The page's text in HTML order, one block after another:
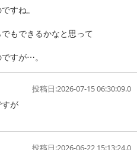
すね。
もできるかなと思って
すが⋯。
投稿日:2026-07-15 06:30:09.0
が
投稿日:2026-06-22 15:13:24.0